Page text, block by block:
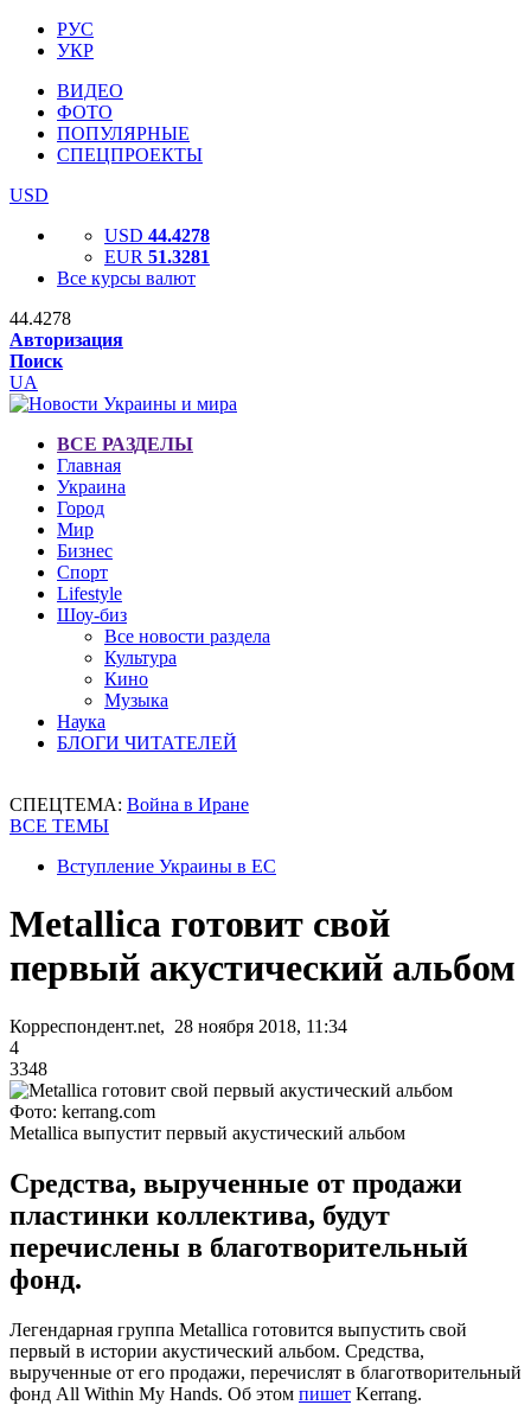
РУС
УКР
ВИДЕО
ФОТО
ПОПУЛЯРНЫЕ
СПЕЦПРОЕКТЫ
USD
USD 44.4278
EUR 51.3281
Все курсы валют
44.4278
Авторизация
Поиск
UA
ВСЕ РАЗДЕЛЫ
Главная
Украина
Город
Мир
Бизнес
Спорт
Lifestyle
Шоу-биз
Все новости раздела
Культура
Кино
Музыка
Наука
БЛОГИ ЧИТАТЕЛЕЙ
СПЕЦТЕМА: Война в Иране
ВСЕ ТЕМЫ
Вступление Украины в ЕС
Metallica готовит свой
первый акустический альбом
Корреспондент.net, 28 ноября 2018, 11:34
4
3348
Фото: kerrang.com
Metallica выпустит первый акустический альбом
Средства, вырученные от продажи
пластинки коллектива, будут
перечислены в благотворительный
фонд.
Легендарная группа Metallica готовится выпустить свой
первый в истории акустический альбом. Средства,
вырученные от его продажи, перечислят в благотворительный
фонд All Within My Hands. Об этом пишет Kerrang.